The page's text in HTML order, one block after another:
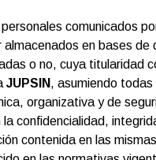
comunicados
almacenados en bases de
o no, cuya titularidad
JUPSIN, asumiendo
organizativa y de
la confidencialidad,
contenida en las